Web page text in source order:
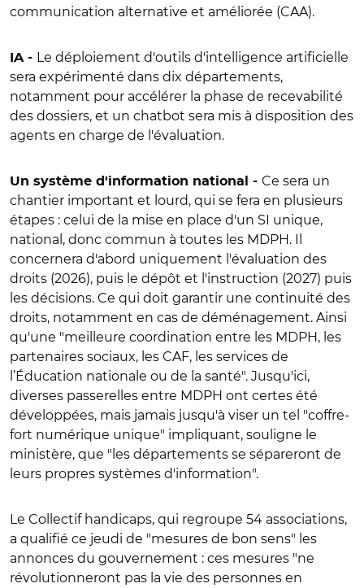
communication alternative et améliorée (CAA).
IA - Le déploiement d'outils d'intelligence artificielle
sera expérimenté dans dix départements,
notamment pour accélérer la phase de recevabilité
des dossiers, et un chatbot sera mis à disposition des
agents en charge de l'évaluation.
Un système d'information national - Ce sera un
chantier important et lourd, qui se fera en plusieurs
étapes : celui de la mise en place d'un SI unique,
national, donc commun à toutes les MDPH. Il
concernera d'abord uniquement l'évaluation des
droits (2026), puis le dépôt et l'instruction (2027) puis
les décisions. Ce qui doit garantir une continuité des
droits, notamment en cas de déménagement. Ainsi
qu'une "meilleure coordination entre les MDPH, les
partenaires sociaux, les CAF, les services de
l’Éducation nationale ou de la santé". Jusqu'ici,
diverses passerelles entre MDPH ont certes été
développées, mais jamais jusqu'à viser un tel "coffre-
fort numérique unique" impliquant, souligne le
ministère, que "les départements se sépareront de
leurs propres systèmes d'information".
Le Collectif handicaps, qui regroupe 54 associations,
a qualifié ce jeudi de "mesures de bon sens" les
annonces du gouvernement : ces mesures "ne
révolutionneront pas la vie des personnes en